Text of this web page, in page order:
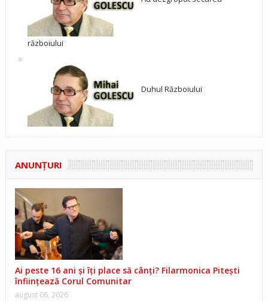
războiului
Duhul Războiului
ANUNŢURI
Ai peste 16 ani și îți place să cânți? Filarmonica Pitești
înființează Corul Comunitar
august 06, 2026